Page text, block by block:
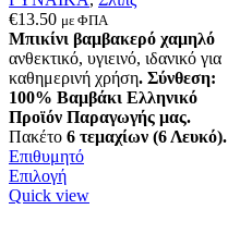
€13.50 με ΦΠΑ
Μπικίνι βαμβακερό χαμηλό
ανθεκτικό, υγιεινό, ιδανικό για
καθημερινή χρήση. Σύνθεση:
100% Βαμβάκι Ελληνικό
Προϊόν Παραγωγής μας.
Πακέτο 6 τεμαχίων (6 Λευκό).
Επιθυμητό
ΕπιλογήΑυτό
το
Quick view